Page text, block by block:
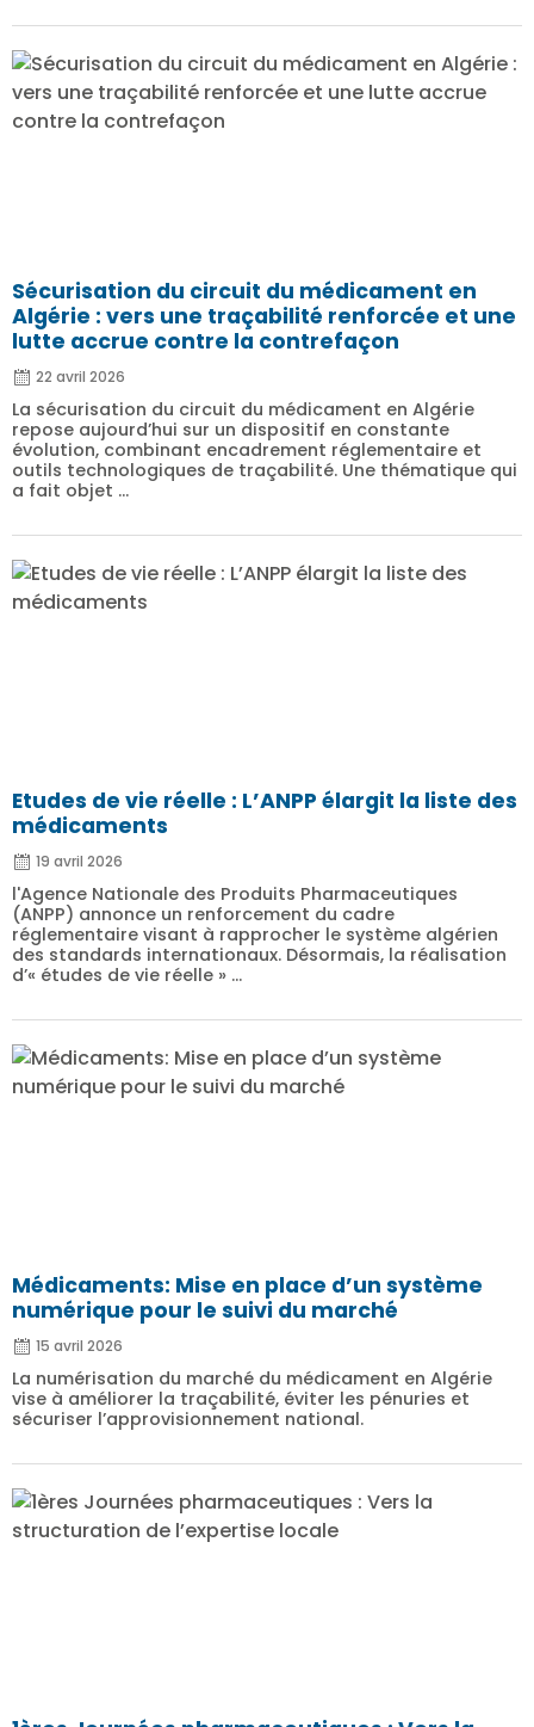
Sécurisation du circuit du médicament en
Algérie : vers une traçabilité renforcée et une
lutte accrue contre la contrefaçon
22 avril 2026
La sécurisation du circuit du médicament en Algérie
repose aujourd’hui sur un dispositif en constante
évolution, combinant encadrement réglementaire et
outils technologiques de traçabilité. Une thématique qui
a fait objet ...
Etudes de vie réelle : L’ANPP élargit la liste des
médicaments
19 avril 2026
l'Agence Nationale des Produits Pharmaceutiques
(ANPP) annonce un renforcement du cadre
réglementaire visant à rapprocher le système algérien
des standards internationaux. Désormais, la réalisation
d’« études de vie réelle » ...
Médicaments: Mise en place d’un système
numérique pour le suivi du marché
15 avril 2026
La numérisation du marché du médicament en Algérie
vise à améliorer la traçabilité, éviter les pénuries et
sécuriser l’approvisionnement national.